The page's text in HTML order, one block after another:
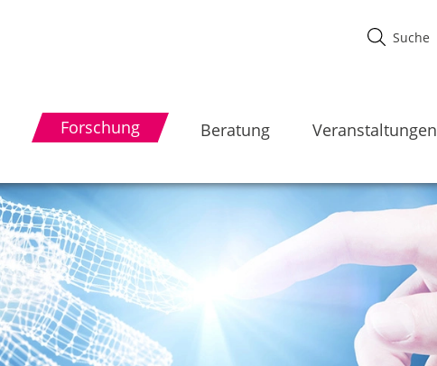
Forschung Beratung Veranstaltungen